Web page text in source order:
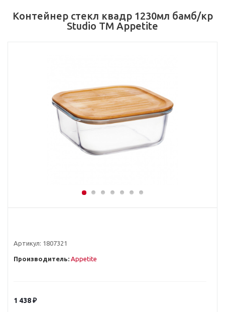
Контейнер стекл квадр 1230мл бамб/кр
Studio TM Appetite
Артикул: 1807321
Производитель: Appetite
1 438₽